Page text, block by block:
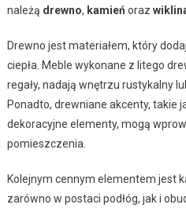
należą drewno, kamień oraz
Drewno jest materiałem, który
ciepła. Meble wykonane z litego
regały, nadają wnętrzu rustykalny
Ponadto, drewniane akcenty, takie
dekoracyjne elementy, mogą
pomieszczenia.
Kolejnym cennym elementem jest
zarówno w postaci podłóg, jak i